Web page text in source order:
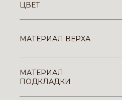
ЦВЕТ
МАТЕРИАЛ ВЕРХА
МАТЕРИАЛ
ПОДКЛАДКИ